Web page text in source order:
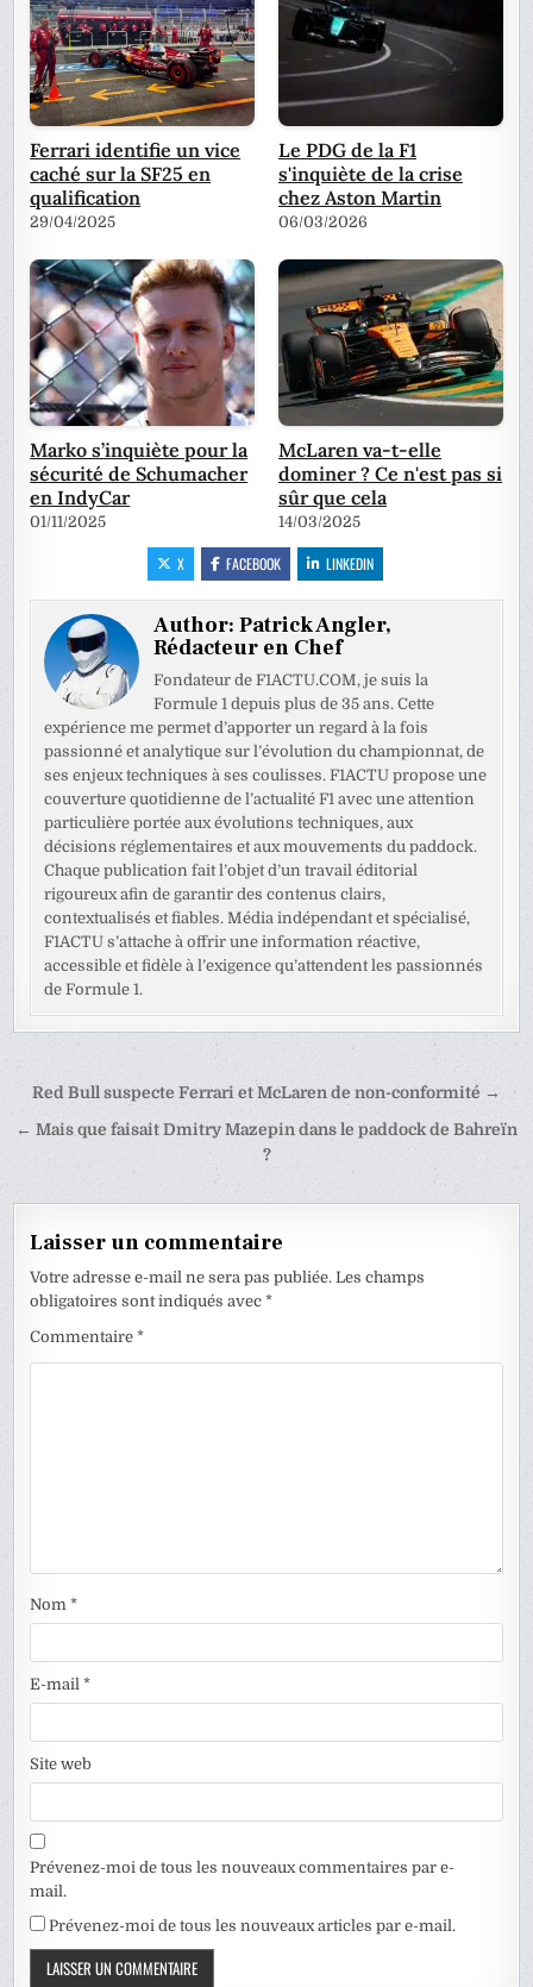
Ferrari identifie un vice
caché sur la SF25 en
qualification
29/04/2025
Le PDG de la F1
s'inquiète de la crise
chez Aston Martin
06/03/2026
Marko s’inquiète pour la
sécurité de Schumacher
en IndyCar
01/11/2025
McLaren va-t-elle
dominer ? Ce n'est pas si
sûr que cela
14/03/2025
X FACEBOOK LINKEDIN
Author:Patrick Angler,
Rédacteur en Chef
Fondateur de F1ACTU.COM, je suis la
Formule 1 depuis plus de 35 ans. Cette
expérience me permet d’apporter un regard à la fois
passionné et analytique sur l’évolution du championnat, de
ses enjeux techniques à ses coulisses. F1ACTU propose une
couverture quotidienne de l’actualité F1 avec une attention
particulière portée aux évolutions techniques, aux
décisions réglementaires et aux mouvements du paddock.
Chaque publication fait l’objet d’un travail éditorial
rigoureux afin de garantir des contenus clairs,
contextualisés et fiables. Média indépendant et spécialisé,
F1ACTU s’attache à offrir une information réactive,
accessible et fidèle à l’exigence qu’attendent les passionnés
de Formule 1.
Navigation
de
Red Bull suspecte Ferrari et McLaren de non-conformité →
← Mais que faisait Dmitry Mazepin dans le paddock de Bahreïn
?
Laisser un commentaire
Votre adresse e-mail ne sera pas publiée. Les champs
obligatoires sont indiqués avec*
Commentaire*
Nom*
E-mail*
Site web
Prévenez-moi de tous les nouveaux commentaires par e-
mail.
Prévenez-moi de tous les nouveaux articles par e-mail.